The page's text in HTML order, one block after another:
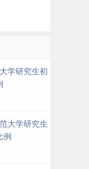
学研究生初
大学研究生
例